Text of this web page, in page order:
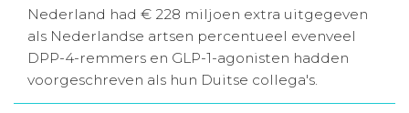
Aanmelden nieuwsbrief
Inloggen
Nederland had € 228 miljoen extra uitgegeven
als Nederlandse artsen percentueel evenveel
DPP-4-remmers en GLP-1-agonisten hadden
voorgeschreven als hun Duitse collega's.